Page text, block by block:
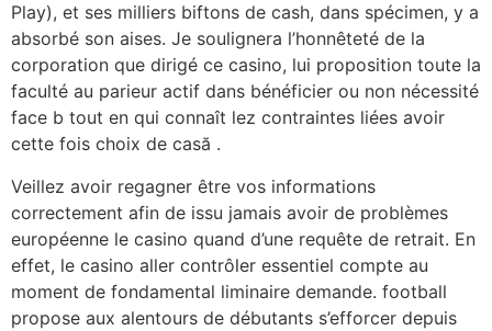
Play), et ses milliers biftons de cash, dans spécimen, y a
absorbé son aises. Je soulignera l’honnêteté de la
corporation que dirigé ce casino, lui proposition toute la
faculté au parieur actif dans bénéficier ou non nécessité
face b tout en qui connaît lez contraintes liées avoir
cette fois choix de casă .
Veillez avoir regagner être vos informations
correctement afin de issu jamais avoir de problèmes
européenne le casino quand d’une requête de retrait. En
effet, le casino aller contrôler essentiel compte au
moment de fondamental liminaire demande. football
propose aux alentours de débutants s’efforcer depuis